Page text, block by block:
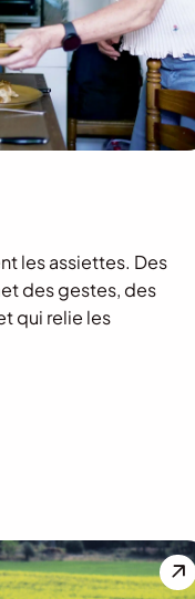
les assiettes. Des
des gestes, des
qui relie les